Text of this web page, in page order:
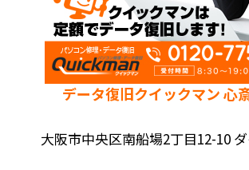
データ復旧クイックマン 心
大阪市中央区南船場2丁目12-10